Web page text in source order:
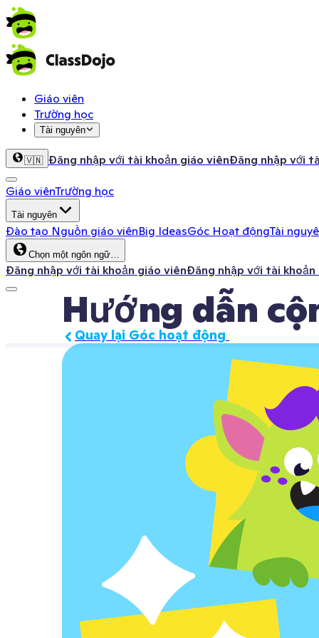
Giáo viên
Trường học
Tài nguyên
🇻🇳 Đăng nhập với tài khoản giáo viênĐăng nhập với
Giáo viênTrường học
Tài nguyên
Đào tạo Nguồn giáo viênBig IdeasGóc Hoạt độngTài
Chọn một ngôn ngữ…
Đăng nhập với tài khoản giáo viênĐăng nhập với tài khoản
Hướng dẫn
Quay lại Góc hoạt động